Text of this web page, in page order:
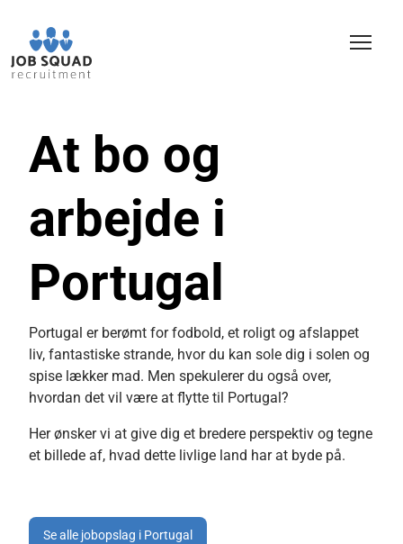
At bo og
arbejde i
Portugal
Portugal er berømt for fodbold, et roligt og afslappet
liv, fantastiske strande, hvor du kan sole dig i solen og
spise lækker mad. Men spekulerer du også over,
hvordan det vil være at flytte til Portugal?
Her ønsker vi at give dig et bredere perspektiv og tegne
et billede af, hvad dette livlige land har at byde på.
Se alle jobopslag i Portugal